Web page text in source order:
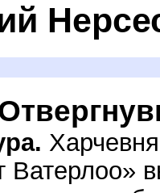
Харчевня
Ватерлоо»